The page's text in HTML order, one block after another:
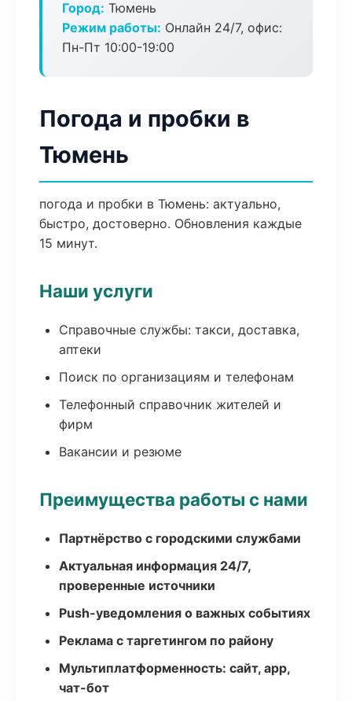
Город: Тюмень
Режим работы: Онлайн 24/7, офис:
Пн-Пт 10:00-19:00
Погода и пробки в
Тюмень
погода и пробки в Тюмень: актуально,
быстро, достоверно. Обновления каждые
15 минут.
Наши услуги
Справочные службы: такси, доставка,
аптеки
Поиск по организациям и телефонам
Телефонный справочник жителей и
фирм
Вакансии и резюме
Преимущества работы с нами
Партнёрство с городскими службами
Актуальная информация 24/7,
проверенные источники
Push-уведомления о важных событиях
Реклама с таргетингом по району
Мультиплатформенность: сайт, app,
чат-бот